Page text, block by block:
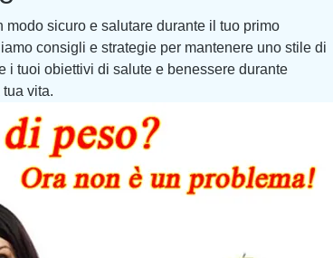
modo sicuro e salutare durante il tuo primo
consigli e strategie per mantenere uno stile di
i tuoi obiettivi di salute e benessere durante
vita.